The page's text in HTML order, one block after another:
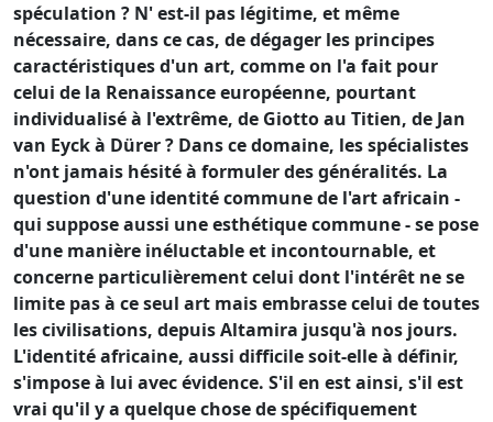
spéculation ? N' est-il pas légitime, et même
nécessaire, dans ce cas, de dégager les principes
caractéristiques d'un art, comme on l'a fait pour
celui de la Renaissance européenne, pourtant
individualisé à l'extrême, de Giotto au Titien, de Jan
van Eyck à Dürer ? Dans ce domaine, les spécialistes
n'ont jamais hésité à formuler des généralités. La
question d'une identité commune de l'art africain -
qui suppose aussi une esthétique commune - se pose
d'une manière inéluctable et incontournable, et
concerne particulièrement celui dont l'intérêt ne se
limite pas à ce seul art mais embrasse celui de toutes
les civilisations, depuis Altamira jusqu'à nos jours.
L'identité africaine, aussi difficile soit-elle à définir,
s'impose à lui avec évidence. S'il en est ainsi, s'il est
vrai qu'il y a quelque chose de spécifiquement